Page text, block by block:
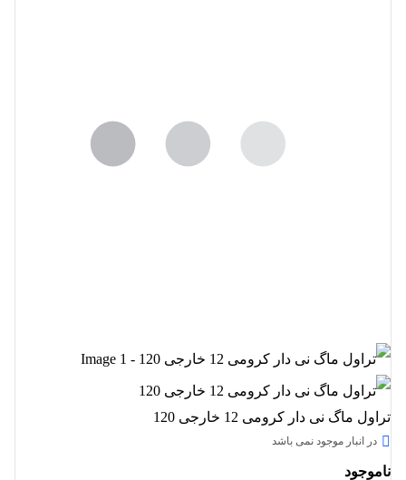
تراول ماگ نی دار کرومی 12 خارجی 120
در انبار موجود نمی باشد
ناموجود